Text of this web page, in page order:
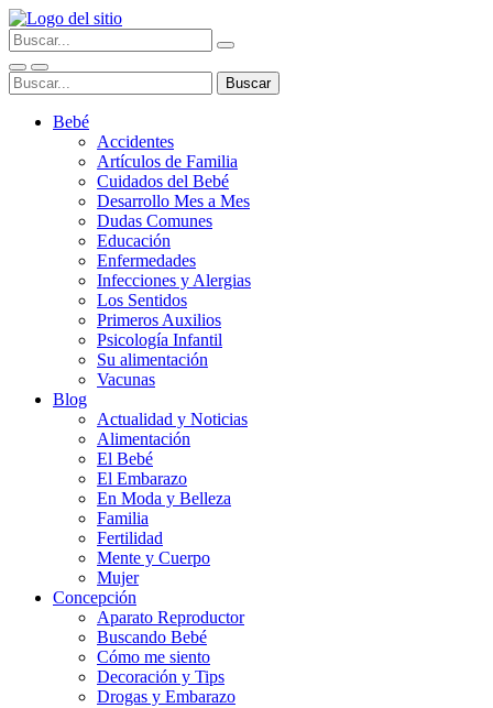
Bebé
Accidentes
Artículos de Familia
Cuidados del Bebé
Desarrollo Mes a Mes
Dudas Comunes
Educación
Enfermedades
Infecciones y Alergias
Los Sentidos
Primeros Auxilios
Psicología Infantil
Su alimentación
Vacunas
Blog
Actualidad y Noticias
Alimentación
El Bebé
El Embarazo
En Moda y Belleza
Familia
Fertilidad
Mente y Cuerpo
Mujer
Concepción
Aparato Reproductor
Buscando Bebé
Cómo me siento
Decoración y Tips
Drogas y Embarazo